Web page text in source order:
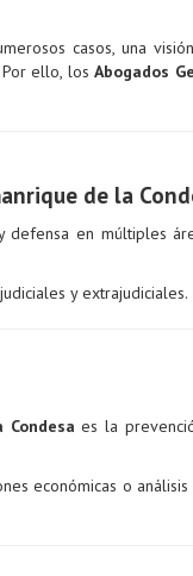
casos, una
Por ello, losAbogados
de la
defensa en múltiples
y extrajudiciales.
es la
económicas o